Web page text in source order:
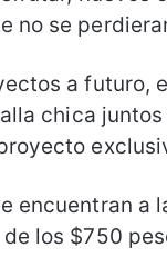
no se
a futuro,
chica juntos
encuentran a
los $750